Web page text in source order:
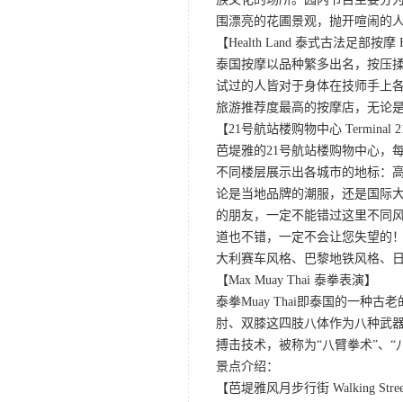
围漂亮的花圃景观，抛开喧闹的
【Health Land 泰式古法足部按摩
泰国按摩以品种繁多出名，按压
试过的人皆对于身体在技师手上
旅游推荐度最高的按摩店，无论
【21号航站楼购物中心 Terminal
芭堤雅的21号航站楼购物中心，
不同楼层展示出各城市的地标：
论是当地品牌的潮服，还是国际
的朋友，一定不能错过这里不同
道也不错，一定不会让您失望的
大利赛车风格、巴黎地铁风格、
【Max Muay Thai 泰拳表演】
泰拳Muay Thai即泰国的一种古
肘、双膝这四肢八体作为八种武
搏击技术，被称为“八臂拳术”、“
景点介绍：
【芭堤雅风月步行街 Walking